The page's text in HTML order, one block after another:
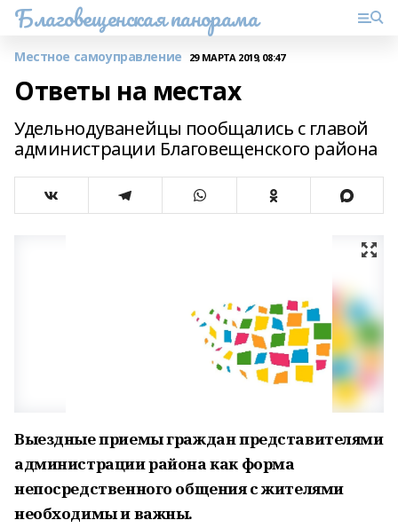
Благовещенская панорама
Местное самоуправление 29 МАРТА 2019, 08:47
Ответы на местах
Удельнодуванейцы пообщались с главой
администрации Благовещенского района
Выездные приемы граждан представителями
администрации района как форма
непосредственного общения с жителями
необходимы и важны.